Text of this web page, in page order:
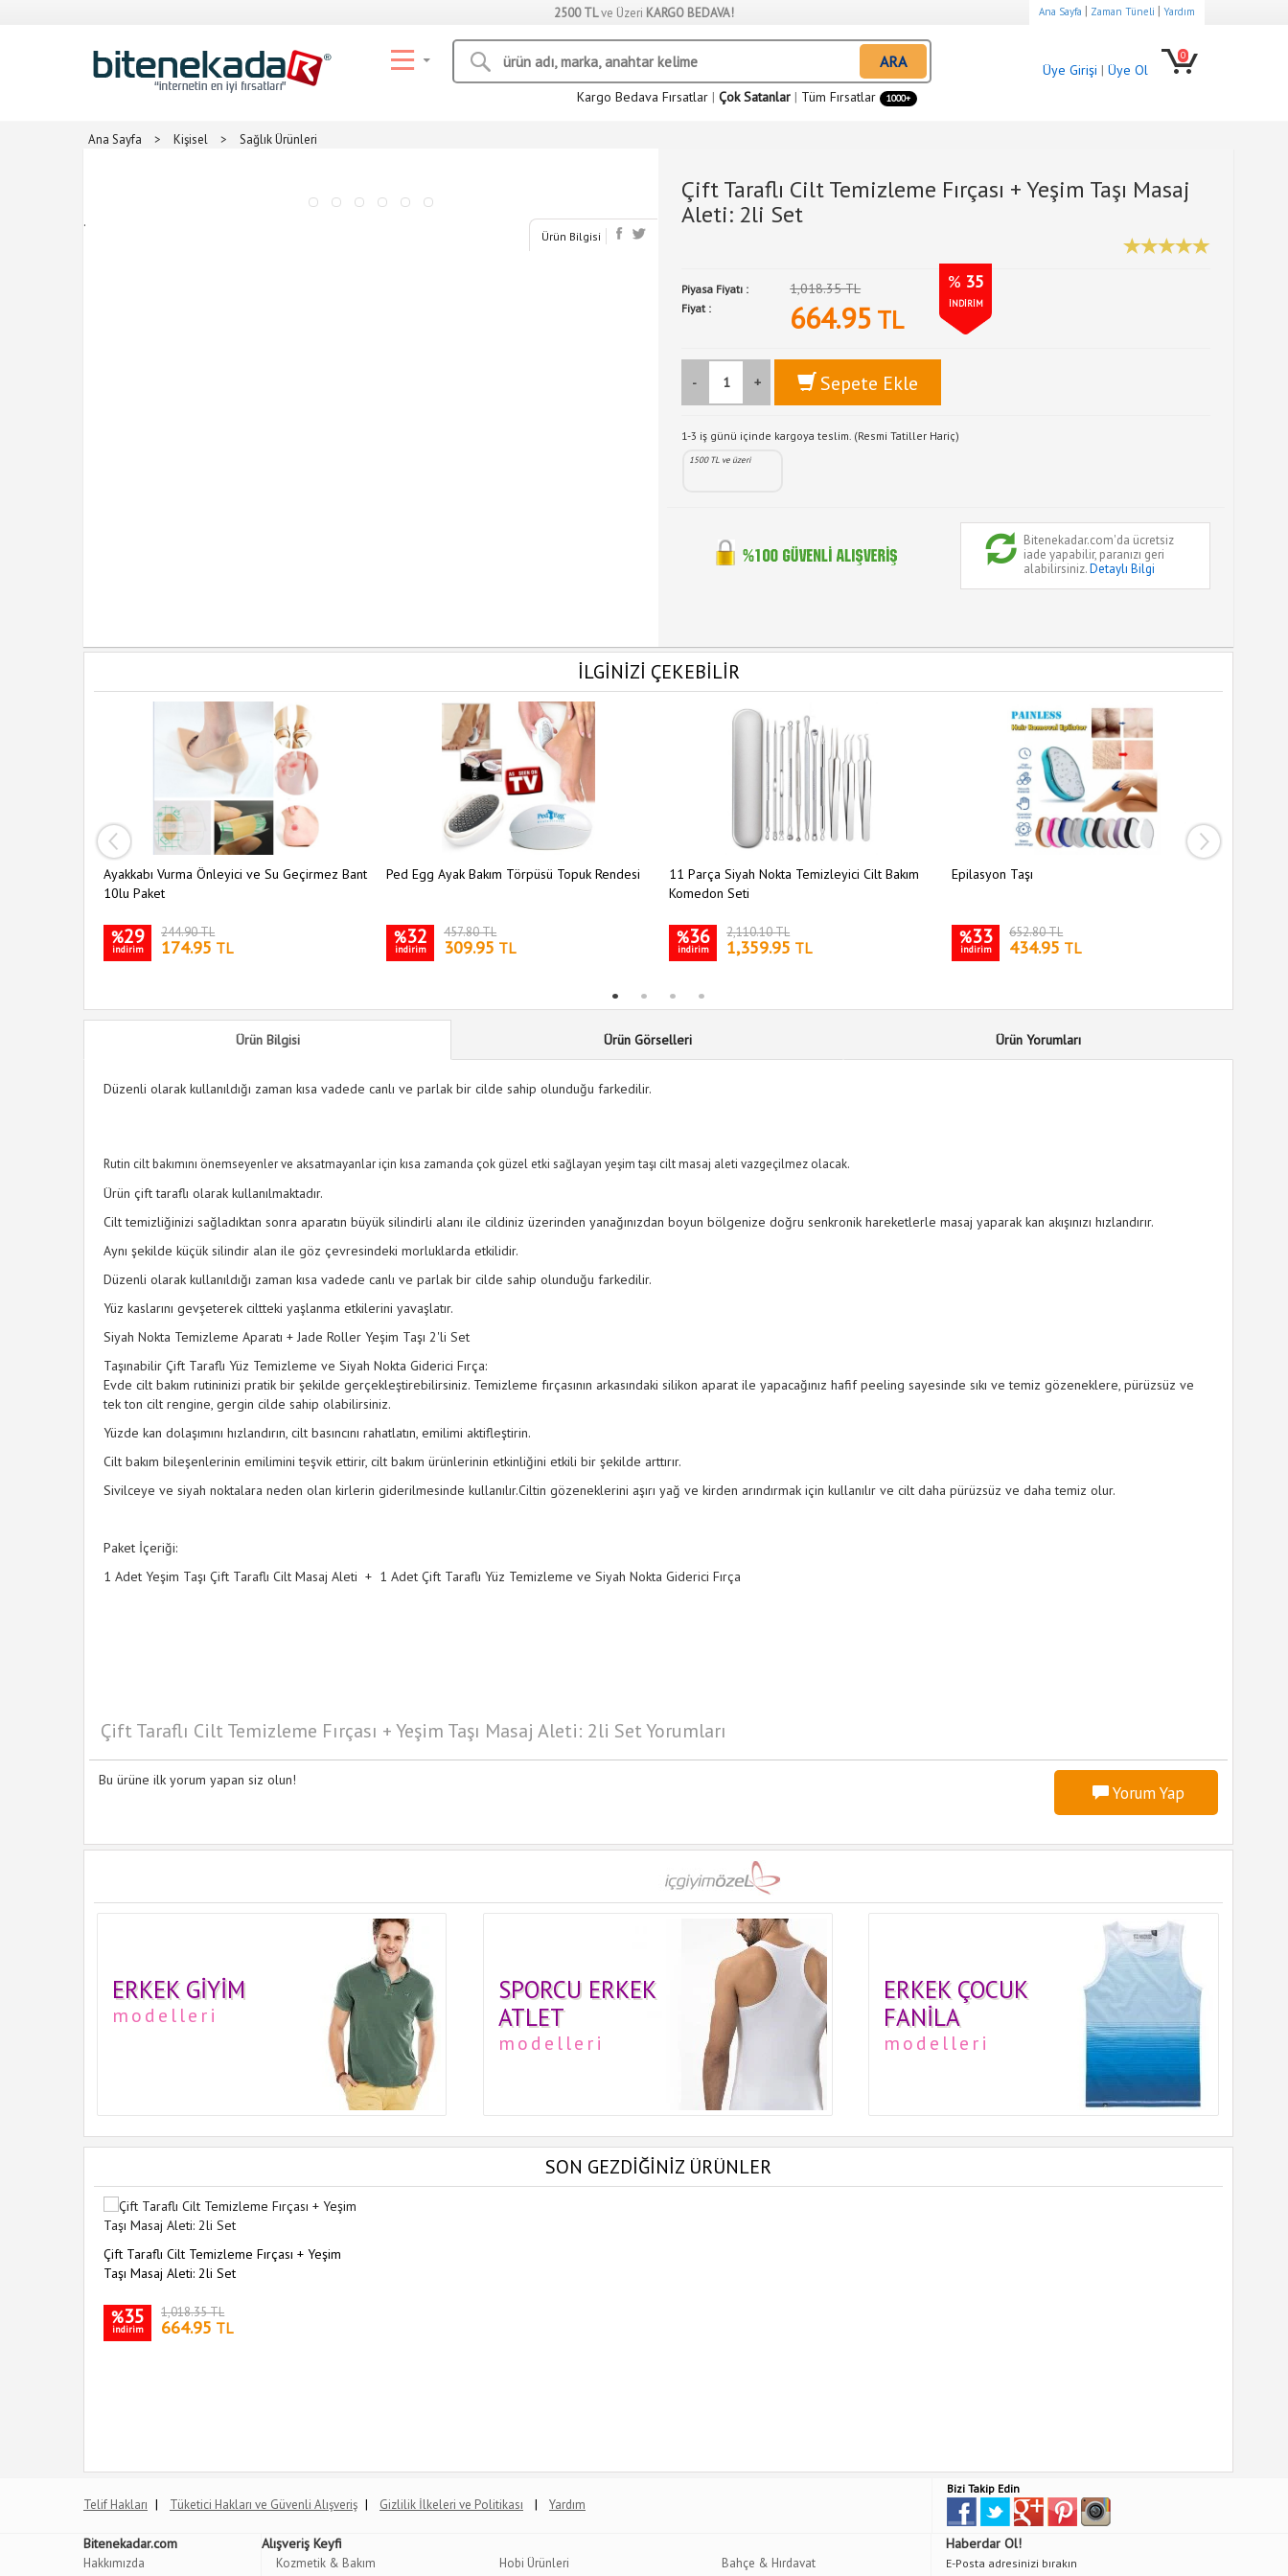
2500 TLve Üzeri KARGO BEDAVA! Ana Sayfa | Zaman Tüneli | Yardım
ARA
Kargo Bedava Fırsatlar | Çok Satanlar | Tüm Fırsatlar 1000+
Üye Girişi | Üye Ol
0
Ana Sayfa > Kişisel > Sağlık Ürünleri
.
Ürün Bilgisi
Çift Taraflı Cilt Temizleme Fırçası + Yeşim Taşı Masaj
Aleti: 2li Set
Piyasa Fiyatı : 1,018.35 TL % 35
İNDİRİM
Fiyat : 664.95 TL
- + Sepete Ekle
1-3 iş günü içinde kargoya teslim. (Resmi Tatiller Hariç)
1500 TL ve üzeri
Bitenekadar.com'da ücretsiz
iade yapabilir, paranızı geri
alabilirsiniz.Detaylı Bilgi
İLGİNİZİ ÇEKEBİLİR
Ayakkabı Vurma Önleyici ve Su Geçirmez Bant
10lu Paket
%29
indirim
244.90 TL
174.95 TL
Ped Egg Ayak Bakım Törpüsü Topuk Rendesi
%32
indirim
457.80 TL
309.95 TL
11 Parça Siyah Nokta Temizleyici Cilt Bakım
Komedon Seti
%36
indirim
2,110.10 TL
1,359.95 TL
Epilasyon Taşı
%33
indirim
652.80 TL
434.95 TL
Ürün Bilgisi Ürün Görselleri Ürün Yorumları
Düzenli olarak kullanıldığı zaman kısa vadede canlı ve parlak bir cilde sahip olunduğu farkedilir.
Rutin cilt bakımını önemseyenler ve aksatmayanlar için kısa zamanda çok güzel etki sağlayan yeşim taşı cilt masaj aleti vazgeçilmez olacak.
Ürün çift taraflı olarak kullanılmaktadır.
Cilt temizliğinizi sağladıktan sonra aparatın büyük silindirli alanı ile cildiniz üzerinden yanağınızdan boyun bölgenize doğru senkronik hareketlerle masaj yaparak kan akışınızı hızlandırır.
Aynı şekilde küçük silindir alan ile göz çevresindeki morluklarda etkilidir.
Düzenli olarak kullanıldığı zaman kısa vadede canlı ve parlak bir cilde sahip olunduğu farkedilir.
Yüz kaslarını gevşeterek ciltteki yaşlanma etkilerini yavaşlatır.
Siyah Nokta Temizleme Aparatı + Jade Roller Yeşim Taşı 2'li Set
Taşınabilir Çift Taraflı Yüz Temizleme ve Siyah Nokta Giderici Fırça:
Evde cilt bakım rutininizi pratik bir şekilde gerçekleştirebilirsiniz. Temizleme fırçasının arkasındaki silikon aparat ile yapacağınız hafif peeling sayesinde sıkı ve temiz gözeneklere, pürüzsüz ve
tek ton cilt rengine, gergin cilde sahip olabilirsiniz.
Yüzde kan dolaşımını hızlandırın, cilt basıncını rahatlatın, emilimi aktifleştirin.
Cilt bakım bileşenlerinin emilimini teşvik ettirir, cilt bakım ürünlerinin etkinliğini etkili bir şekilde arttırır.
Sivilceye ve siyah noktalara neden olan kirlerin giderilmesinde kullanılır.Ciltin gözeneklerini aşırı yağ ve kirden arındırmak için kullanılır ve cilt daha pürüzsüz ve daha temiz olur.
Paket İçeriği:
1 Adet Yeşim Taşı Çift Taraflı Cilt Masaj Aleti + 1 Adet Çift Taraflı Yüz Temizleme ve Siyah Nokta Giderici Fırça
Çift Taraflı Cilt Temizleme Fırçası + Yeşim Taşı Masaj Aleti: 2li Set Yorumları
Bu ürüne ilk yorum yapan siz olun!
Yorum Yap
ERKEK GIYIM
modelleri
SPORCU ERKEK
ATLET
modelleri
ERKEK ÇOCUK
FANILA
modelleri
SON GEZDİĞİNİZ ÜRÜNLER
Çift Taraflı Cilt Temizleme Fırçası + Yeşim
Taşı Masaj Aleti: 2li Set
%35
indirim
1,018.35 TL
664.95 TL
Telif Hakları | Tüketici Hakları ve Güvenli Alışveriş | Gizlilik İlkeleri ve Politikası | Yardım
Bizi Takip Edin
Bitenekadar.com
Hakkımızda
Alışveriş Keyfi
Kozmetik & Bakım
Hobi Ürünleri
Bahçe & Hırdavat
Haberdar Ol!
E-Posta adresinizi bırakın